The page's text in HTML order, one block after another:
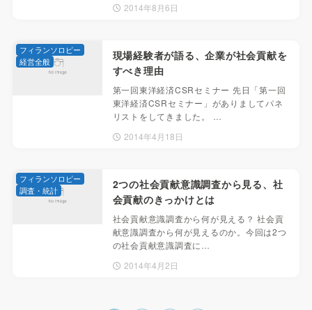
2014年8月6日
現場経験者が語る、企業が社会貢献を
すべき理由
第一回東洋経済CSRセミナー 先日「第一回
東洋経済CSRセミナー」がありましてパネ
リストをしてきました。 …
2014年4月18日
フィランソロピー
経営全般
2つの社会貢献意識調査から見る、社
会貢献のきっかけとは
社会貢献意識調査から何が見える？ 社会貢
献意識調査から何が見えるのか。今回は2つ
の社会貢献意識調査に…
2014年4月2日
フィランソロピー
調査・統計